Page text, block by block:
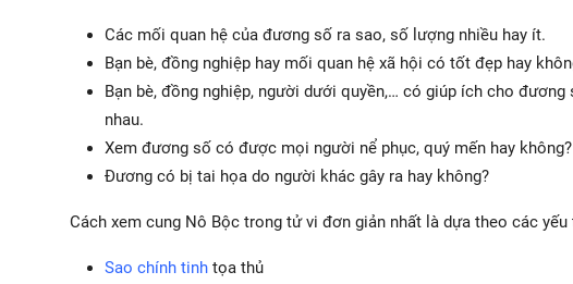
Các mối quan hệ của đương số ra sao, số lượng nhiều hay ít.
Bạn bè, đồng nghiệp hay mối quan hệ xã hội có tốt đẹp hay
Bạn bè, đồng nghiệp, người dưới quyền,… có giúp ích cho
nhau.
Xem đương số có được mọi người nể phục, quý mến hay không?
Đương có bị tai họa do người khác gây ra hay không?
Cách xem cung Nô Bộc trong tử vi đơn giản nhất là dựa theo các yếu
Sao chính tinh tọa thủ